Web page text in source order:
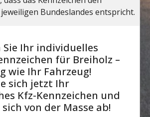
Sie Ihr individuelles
für Breiholz –
wie Ihr Fahrzeug!
sich jetzt Ihr
Kfz-Kennzeichen und
sich von der Masse ab!